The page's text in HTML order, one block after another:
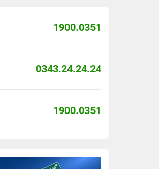
1900.0351
0343.24.24.24
1900.0351